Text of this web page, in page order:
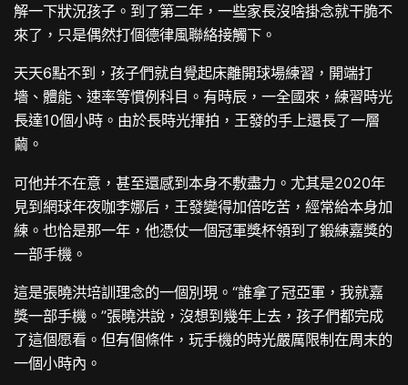
解一下狀況孩子。到了第二年，一些家長沒啥掛念就干脆不
來了，只是偶然打個德律風聯絡接觸下。
天天6點不到，孩子們就自覺起床離開球場練習，開端打
墻、體能、速率等慣例科目。有時辰，一全國來，練習時光
長達10個小時。由於長時光揮拍，王發的手上還長了一層
繭。
可他并不在意，甚至還感到本身不敷盡力。尤其是2020年
見到網球年夜咖李娜后，王發變得加倍吃苦，經常給本身加
練。也恰是那一年，他憑仗一個冠軍獎杯領到了鍛練嘉獎的
一部手機。
這是張曉洪培訓理念的一個別現。“誰拿了冠亞軍，我就嘉
獎一部手機。”張曉洪說，沒想到幾年上去，孩子們都完成
了這個愿看。但有個條件，玩手機的時光嚴厲限制在周末的
一個小時內。